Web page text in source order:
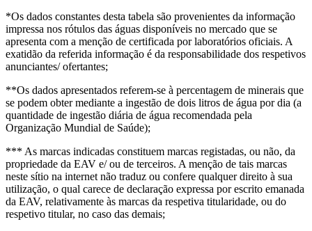
*Os dados constantes desta tabela são provenientes da informação
impressa nos rótulos das águas disponíveis no mercado que se
apresenta com a menção de certificada por laboratórios oficiais. A
exatidão da referida informação é da responsabilidade dos respetivos
anunciantes/ ofertantes;
**Os dados apresentados referem-se à percentagem de minerais que
se podem obter mediante a ingestão de dois litros de água por dia (a
quantidade de ingestão diária de água recomendada pela
Organização Mundial de Saúde);
*** As marcas indicadas constituem marcas registadas, ou não, da
propriedade da EAV e/ ou de terceiros. A menção de tais marcas
neste sítio na internet não traduz ou confere qualquer direito à sua
utilização, o qual carece de declaração expressa por escrito emanada
da EAV, relativamente às marcas da respetiva titularidade, ou do
respetivo titular, no caso das demais;